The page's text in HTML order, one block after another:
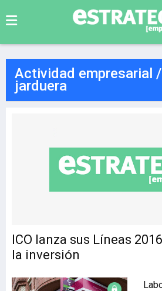
Actividad empresarial
jarduera
ICO lanza sus Líneas
la inversión